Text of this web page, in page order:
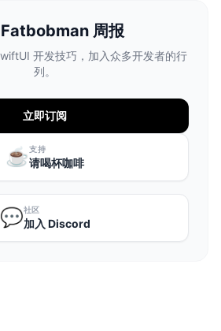
周报
开发技巧，加入众多开发者的行
列。
立即订阅
☕️支持
请喝杯咖啡
💬社区
加入 Discord